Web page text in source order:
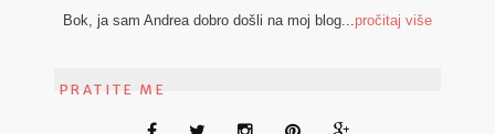
Bok, ja sam Andrea dobro došli na moj blog... pročitaj više
PRATITE ME